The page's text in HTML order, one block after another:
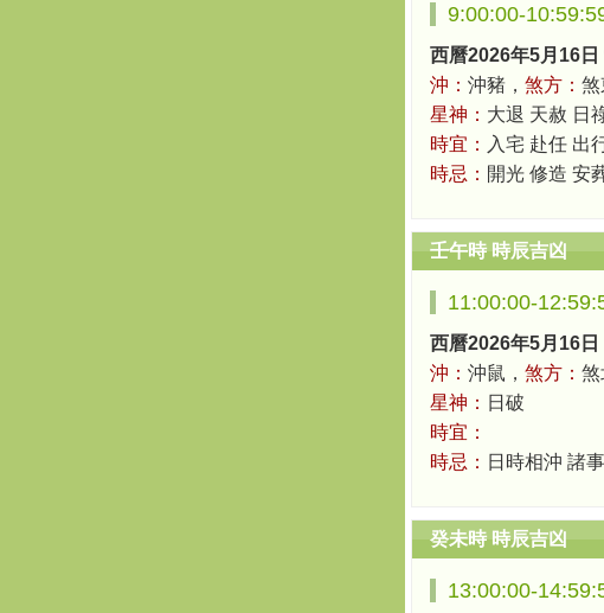
9:00:00-
西曆2026年5月16
沖： 沖豬， 煞方： 煞
星神： 大退 天赦 日
時宜： 入宅 赴任 出
時忌： 開光 修造 安
壬午時 時辰吉凶
11:00:00-
西曆2026年5月16
沖： 沖鼠， 煞方： 煞
星神： 日破
時宜：
時忌： 日時相沖 諸
癸未時 時辰吉凶
13:00:00-